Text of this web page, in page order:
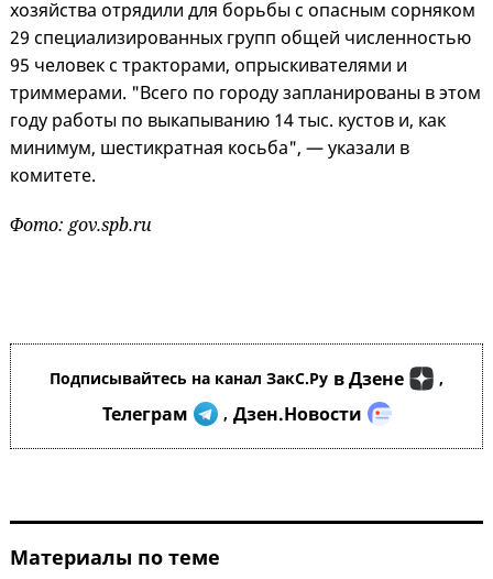
хозяйства отрядили для борьбы с опасным сорняком
29 специализированных групп общей численностью
95 человек с тракторами, опрыскивателями и
триммерами. "Всего по городу запланированы в этом
году работы по выкапыванию 14 тыс. кустов и, как
минимум, шестикратная косьба", — указали в
комитете.
Фото: gov.spb.ru
Подписывайтесь на канал ЗакС.Ру в Дзене ,
Телеграм , Дзен.Новости
Материалы по теме